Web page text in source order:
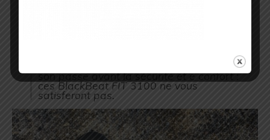
entraînements, ou pour qui la qualité de
son passe avant la sécurité et e confort :
ces BlackBeat FIT 3100 ne vous
satisferont pas.